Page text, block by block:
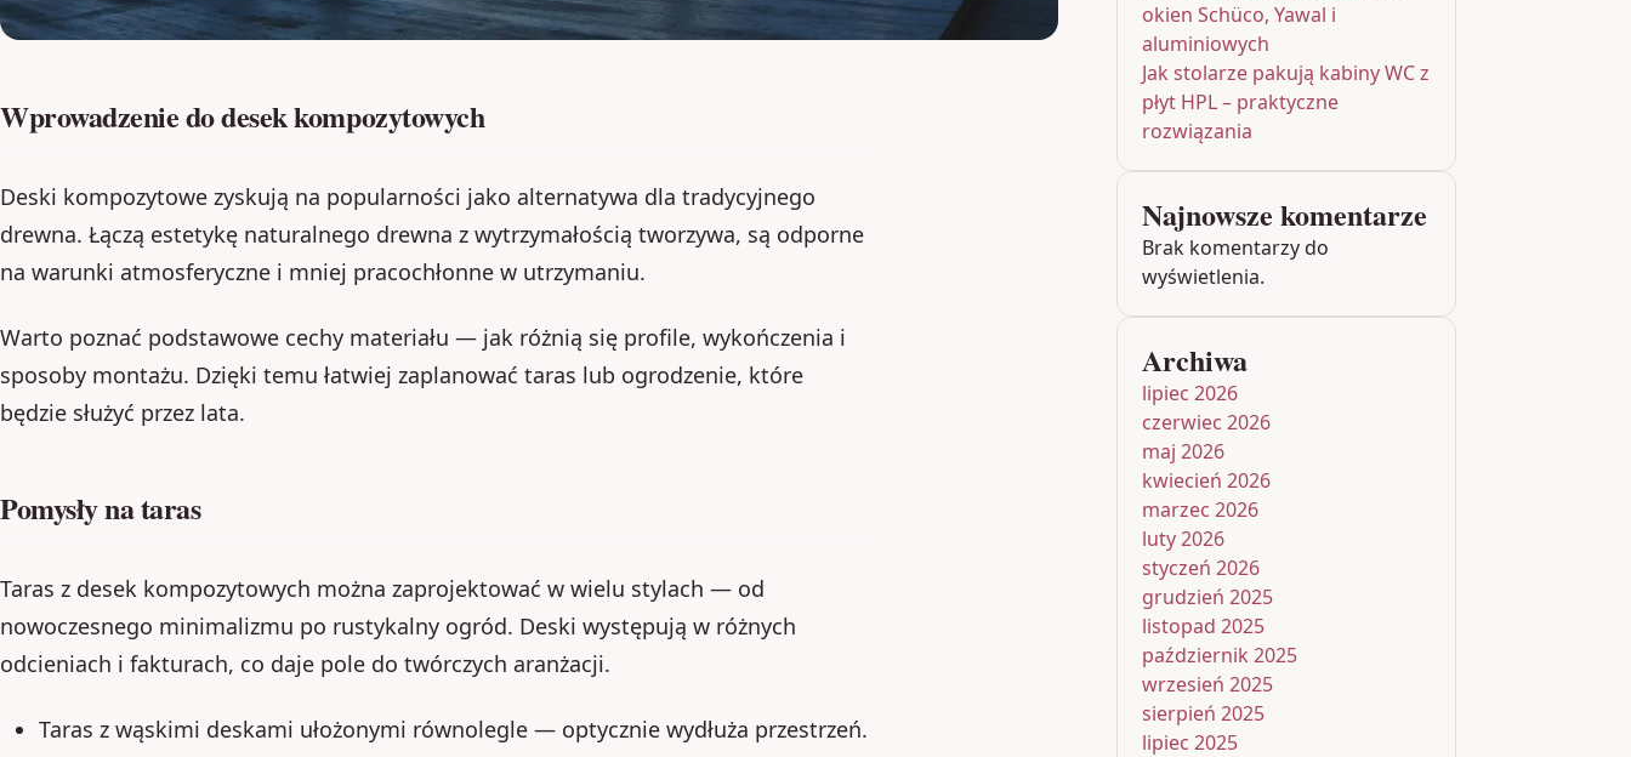
Wprowadzenie do desek kompozytowych
Deski kompozytowe zyskują na popularności jako alternatywa dla tradycyjnego
drewna. Łączą estetykę naturalnego drewna z wytrzymałością tworzywa, są odporne
na warunki atmosferyczne i mniej pracochłonne w utrzymaniu.
Warto poznać podstawowe cechy materiału — jak różnią się profile, wykończenia i
sposoby montażu. Dzięki temu łatwiej zaplanować taras lub ogrodzenie, które
będzie służyć przez lata.
Pomysły na taras
Taras z desek kompozytowych można zaprojektować w wielu stylach — od
nowoczesnego minimalizmu po rustykalny ogród. Deski występują w różnych
odcieniach i fakturach, co daje pole do twórczych aranżacji.
Taras z wąskimi deskami ułożonymi równolegle — optycznie wydłuża przestrzeń.
okien Schüco, Yawal i
aluminiowych
Jak stolarze pakują kabiny WC z
płyt HPL – praktyczne
rozwiązania
Najnowsze komentarze
Brak komentarzy do
wyświetlenia.
Archiwa
lipiec 2026
czerwiec 2026
maj 2026
kwiecień 2026
marzec 2026
luty 2026
styczeń 2026
grudzień 2025
listopad 2025
październik 2025
wrzesień 2025
sierpień 2025
lipiec 2025